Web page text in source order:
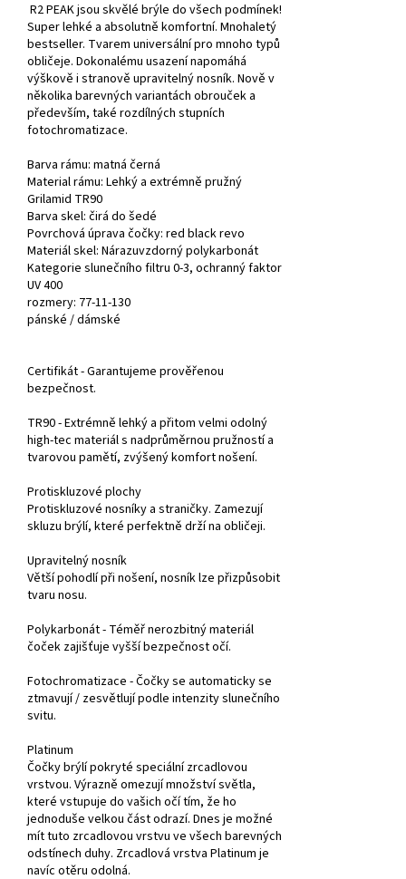
R2 PEAK jsou skvělé brýle do všech podmínek!
Super lehké a absolutně komfortní. Mnohaletý
bestseller. Tvarem universální pro mnoho typů
obličeje. Dokonalému usazení napomáhá
výškově i stranově upravitelný nosník. Nově v
několika barevných variantách obrouček a
především, také rozdílných stupních
fotochromatizace.
Barva rámu: matná černá
Material rámu: Lehký a extrémně pružný
Grilamid TR90
Barva skel: čirá do šedé
Povrchová úprava čočky: red black revo
Materiál skel: Nárazuvzdorný polykarbonát
Kategorie slunečního filtru 0-3, ochranný faktor
UV 400
rozmery: 77-11-130
pánské /dámské
Certifikát - Garantujeme prověřenou
bezpečnost.
TR90 - Extrémně lehký a přitom velmi odolný
high-tec materiál s nadprůměrnou pružností a
tvarovou pamětí, zvýšený komfort nošení.
Protiskluzové plochy
Protiskluzové nosníky a straničky. Zamezují
skluzu brýlí, které perfektně drží na obličeji.
Upravitelný nosník
Větší pohodlí při nošení, nosník lze přizpůsobit
tvaru nosu.
Polykarbonát - Téměř nerozbitný materiál
čoček zajišťuje vyšší bezpečnost očí.
Fotochromatizace - Čočky se automaticky se
ztmavují / zesvětlují podle intenzity slunečního
svitu.
Platinum
Čočky brýlí pokryté speciální zrcadlovou
vrstvou. Výrazně omezují množství světla,
které vstupuje do vašich očí tím, že ho
jednoduše velkou část odrazí. Dnes je možné
mít tuto zrcadlovou vrstvu ve všech barevných
odstínech duhy. Zrcadlová vrstva Platinum je
navíc otěru odolná.